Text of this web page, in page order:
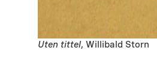
Uten tittel, Willibald Storn